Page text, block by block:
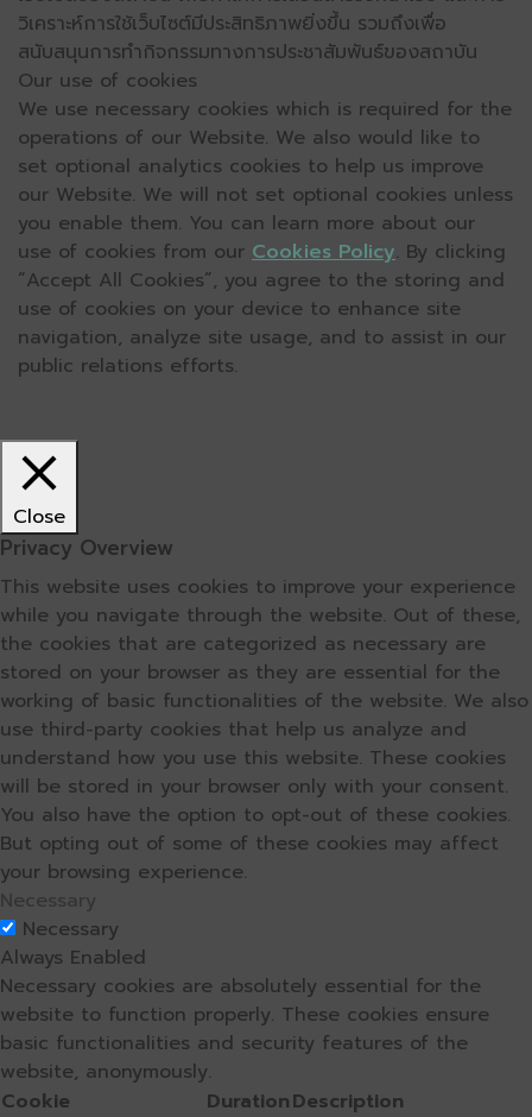
วิเคราะห์การใช้เว็บไซต์มีประสิทธิภาพยิ่งขึ้น รวมถึงเพื่อ
สนับสนุนการทำกิจกรรมทางการประชาสัมพันธ์ของสถาบัน
Our use of cookies
We use necessary cookies which is required for the
operations of our Website. We also would like to
set optional analytics cookies to help us improve
our Website. We will not set optional cookies unless
you enable them. You can learn more about our
use of cookies from our Cookies Policy. By clicking
“Accept All Cookies”, you agree to the storing and
use of cookies on your device to enhance site
navigation, analyze site usage, and to assist in our
public relations efforts.
Close
Privacy Overview
This website uses cookies to improve your experience
while you navigate through the website. Out of these,
the cookies that are categorized as necessary are
stored on your browser as they are essential for the
working of basic functionalities of the website. We also
use third-party cookies that help us analyze and
understand how you use this website. These cookies
will be stored in your browser only with your consent.
You also have the option to opt-out of these cookies.
But opting out of some of these cookies may affect
your browsing experience.
Necessary
Necessary
Always Enabled
Necessary cookies are absolutely essential for the
website to function properly. These cookies ensure
basic functionalities and security features of the
website, anonymously.
Cookie
DurationDescription